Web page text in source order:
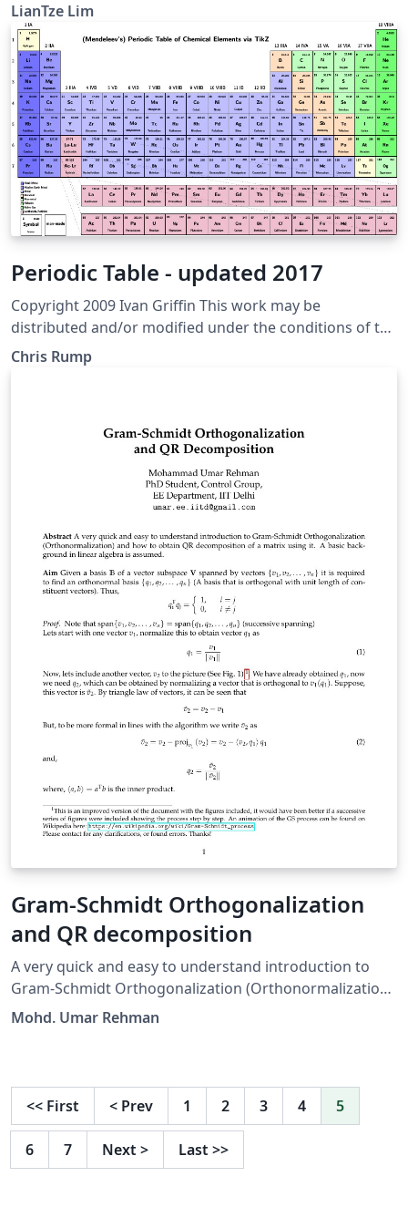
LianTze Lim
Periodic Table - updated 2017
Copyright 2009 Ivan Griffin This work may be
distributed and/or modified under the conditions of the
LaTeX Project Public License, either version 1.3 of this
license or (at your option) any later version. The latest
distributions of LaTeX version 2005/12/01 or later. This
work has the LPPL maintenance status `maintained'.
The Current Maintainer of this work is Ivan Griffin This
work consists of the files periodic_table.tex
Chris Rump
Gram-Schmidt Orthogonalization
and QR decomposition
A very quick and easy to understand introduction to
Gram-Schmidt Orthogonalization (Orthonormalization)
and how to obtain QR decomposition of a matrix using
Mohd. Umar Rehman
<< First < Prev 1 2 3 4 5
6 7 Next > Last >>